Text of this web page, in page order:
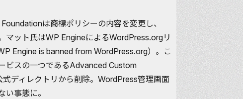
は商標ポリシーの内容を変更し、
マット氏はWP EngineによるWordPress.orgリ
Engine is banned from WordPress.org）。こ
ビスの一つであるAdvanced Custom
ディレクトリから削除。WordPress管理画面
い事態に。